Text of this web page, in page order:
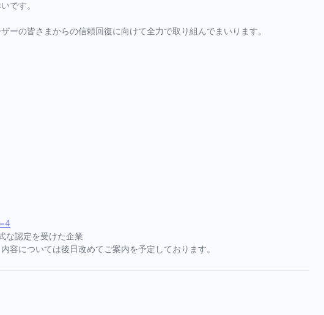
です。
の皆さまからの信頼回復に向けて全力で取り組んでまいります。
な認定を受けた企業
容については後日改めてご案内を予定しております。